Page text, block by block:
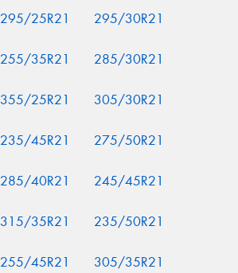
295/25R21 295/30R21
255/35R21 285/30R21
355/25R21 305/30R21
235/45R21 275/50R21
285/40R21 245/45R21
315/35R21 235/50R21
255/45R21 305/35R21